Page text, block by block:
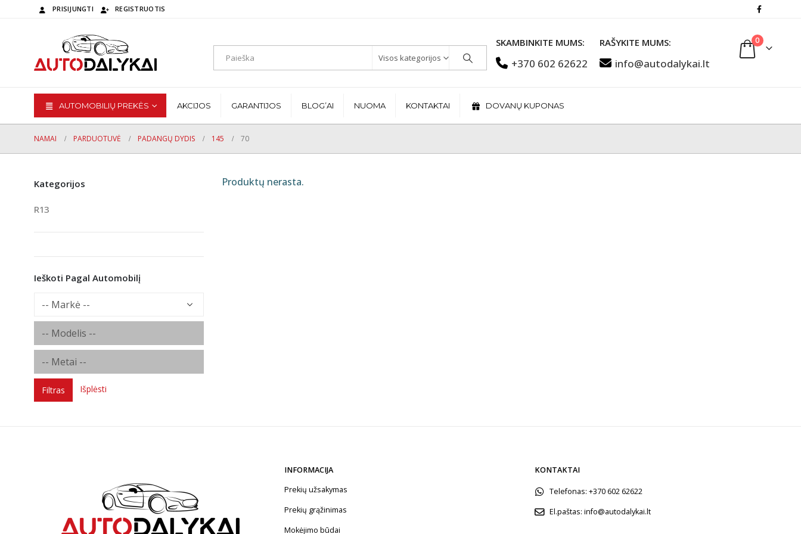
PRISIJUNGTI REGISTRUOTIS
Visos kategorijos
SKAMBINKITE MUMS:
+370 602 62622
RAŠYKITE MUMS:
info@autodalykai.lt
0
AUTOMOBILIŲ PREKĖS AKCIJOS GARANTIJOS BLOG’AI NUOMA KONTAKTAI DOVANŲ KUPONAS
NAMAI PARDUOTUVĖ PADANGŲ DYDIS 145 70
Produktų nerasta.
Kategorijos
R13
Ieškoti Pagal Automobilį
Filtras Išplėsti
INFORMACIJA
Prekių užsakymas
Prekių grąžinimas
Mokėjimo būdai
KONTAKTAI
Telefonas: +370 602 62622
El.paštas: info@autodalykai.lt